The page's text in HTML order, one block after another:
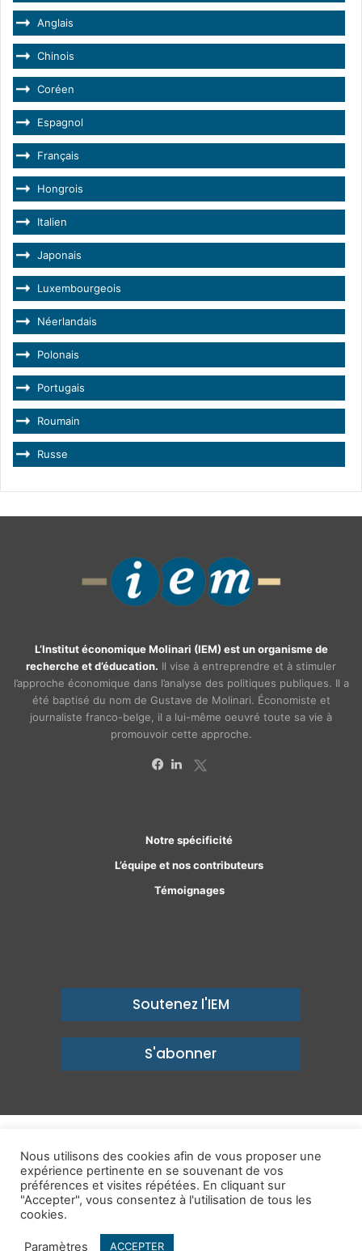
Anglais
Chinois
Coréen
Espagnol
Français
Hongrois
Italien
Japonais
Luxembourgeois
Néerlandais
Polonais
Portugais
Roumain
Russe
L’Institut économique Molinari (IEM) est un organisme de
recherche et d’éducation. Il vise à entreprendre et à stimuler
l’approche économique dans l’analyse des politiques publiques. Il a
été baptisé du nom de Gustave de Molinari. Économiste et
journaliste franco-belge, il a lui-même oeuvré toute sa vie à
promouvoir cette approche.
Notre spécificité
L’équipe et nos contributeurs
Témoignages
Soutenez l'IEM
S'abonner
un avenir prospère
Mentions légales-Politique de confidentialité-Contact
Publications
Nous utilisons des cookies afin de vous proposer une
expérience pertinente en se souvenant de vos
préférences et visites répétées. En cliquant sur
"Accepter", vous consentez à l'utilisation de tous les
cookies.
Paramètres ACCEPTER